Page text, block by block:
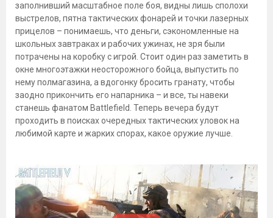
заполнивший масштабное поле боя, видны лишь сполохи
выстрелов, пятна тактических фонарей и точки лазерных
прицелов – понимаешь, что деньги, сэкономленные на
школьных завтраках и рабочих ужинах, не зря были
потрачены на коробку с игрой. Стоит один раз заметить в
окне многоэтажки неосторожного бойца, выпустить по
нему полмагазина, а вдогонку бросить гранату, чтобы
заодно прикончить его напарника – и все, ты навеки
станешь фанатом Battlefield. Теперь вечера будут
проходить в поисках очередных тактических уловок на
любимой карте и жарких спорах, какое оружие лучше.